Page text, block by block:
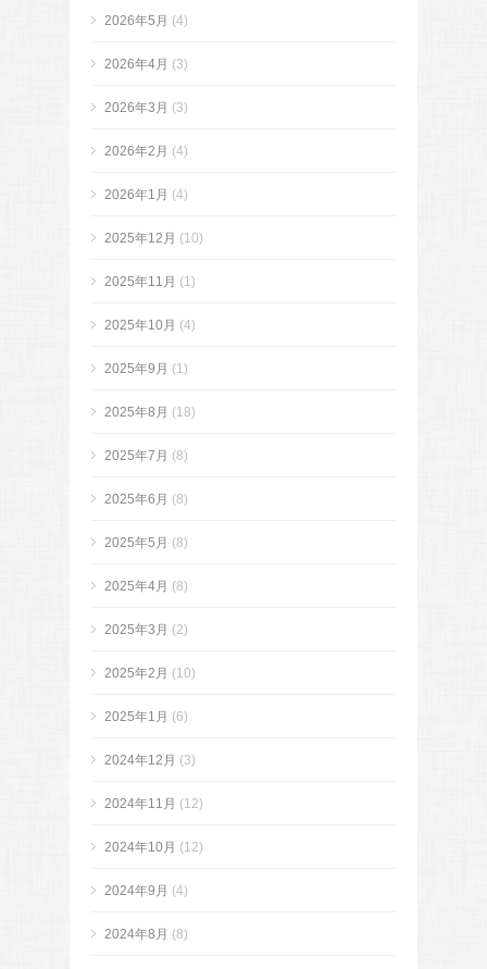
2026年5月 (4)
2026年4月 (3)
2026年3月 (3)
2026年2月 (4)
2026年1月 (4)
2025年12月 (10)
2025年11月 (1)
2025年10月 (4)
2025年9月 (1)
2025年8月 (18)
2025年7月 (8)
2025年6月 (8)
2025年5月 (8)
2025年4月 (8)
2025年3月 (2)
2025年2月 (10)
2025年1月 (6)
2024年12月 (3)
2024年11月 (12)
2024年10月 (12)
2024年9月 (4)
2024年8月 (8)